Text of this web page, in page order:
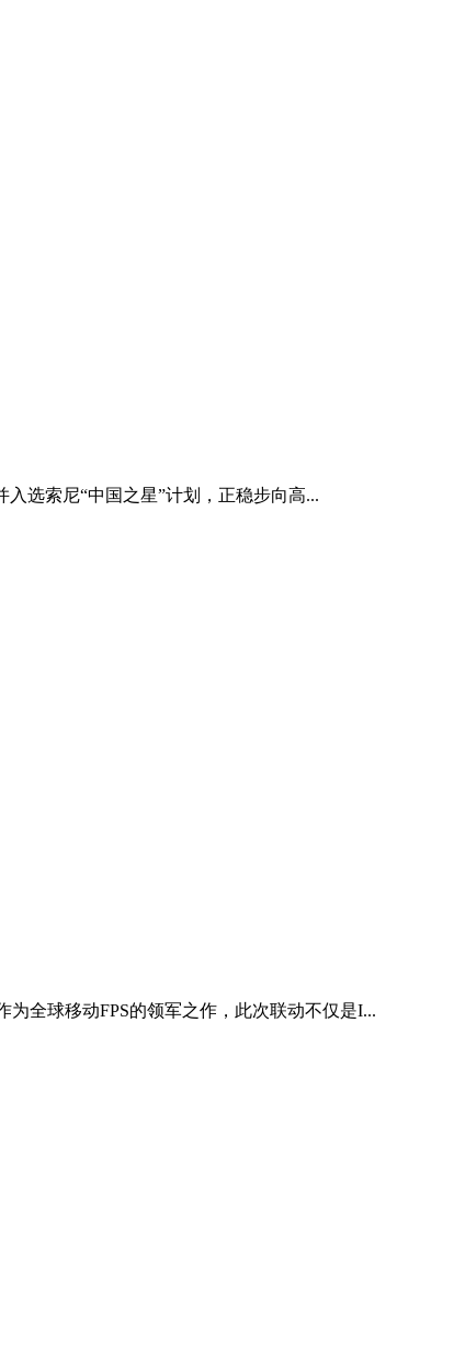
选索尼“中国之星”计划，正稳步向高...
全球移动FPS的领军之作，此次联动不仅是I...